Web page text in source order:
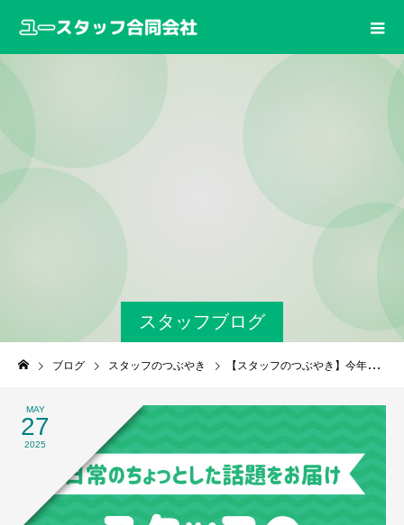
スタッフブログ
ブログ スタッフのつぶやき 【スタッフのつぶやき】今年もホタルが舞い始めました！
MAY
27
2025